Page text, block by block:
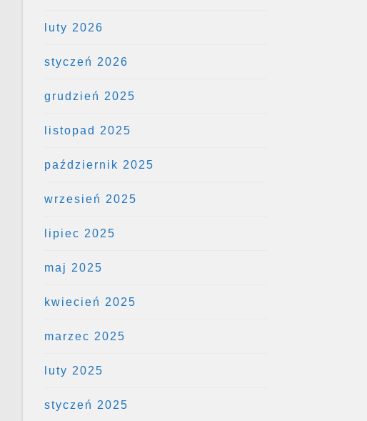
luty 2026
styczeń 2026
grudzień 2025
listopad 2025
październik 2025
wrzesień 2025
lipiec 2025
maj 2025
kwiecień 2025
marzec 2025
luty 2025
styczeń 2025